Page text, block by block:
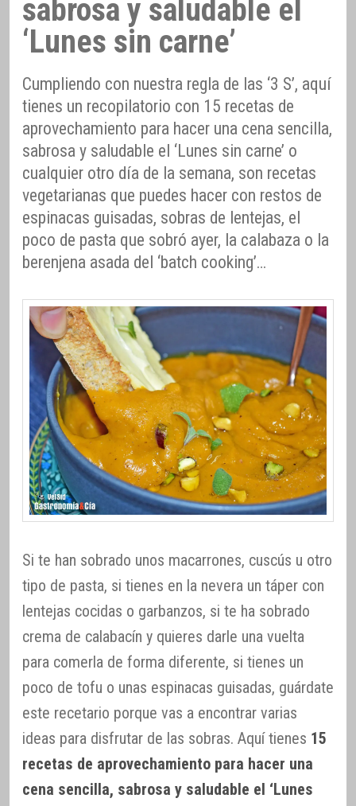
sabrosa y saludable el
‘Lunes sin carne’
Cumpliendo con nuestra regla de las ‘3 S’, aquí
tienes un recopilatorio con 15 recetas de
aprovechamiento para hacer una cena sencilla,
sabrosa y saludable el ‘Lunes sin carne’ o
cualquier otro día de la semana, son recetas
vegetarianas que puedes hacer con restos de
espinacas guisadas, sobras de lentejas, el
poco de pasta que sobró ayer, la calabaza o la
berenjena asada del ‘batch cooking’…
Si te han sobrado unos macarrones, cuscús u otro
tipo de pasta, si tienes en la nevera un táper con
lentejas cocidas o garbanzos, si te ha sobrado
crema de calabacín y quieres darle una vuelta
para comerla de forma diferente, si tienes un
poco de tofu o unas espinacas guisadas, guárdate
este recetario porque vas a encontrar varias
ideas para disfrutar de las sobras. Aquí tienes 15
recetas de aprovechamiento para hacer una
cena sencilla, sabrosa y saludable el ‘Lunes